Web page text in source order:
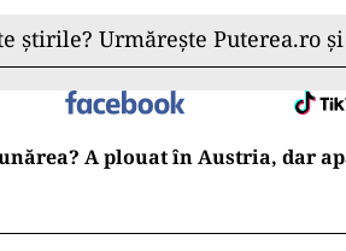
știrile? Urmărește Puterea.ro
A plouat în Austria, dar